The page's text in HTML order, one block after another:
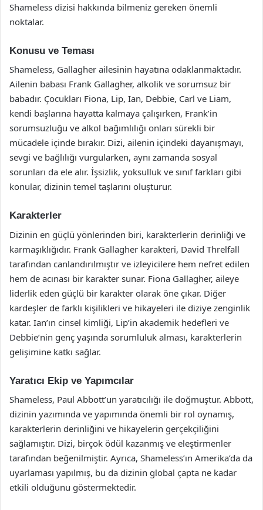
Shameless dizisi hakkında bilmeniz gereken önemli
noktalar.
Konusu ve Teması
Shameless, Gallagher ailesinin hayatına odaklanmaktadır.
Ailenin babası Frank Gallagher, alkolik ve sorumsuz bir
babadır. Çocukları Fiona, Lip, Ian, Debbie, Carl ve Liam,
kendi başlarına hayatta kalmaya çalışırken, Frank’in
sorumsuzluğu ve alkol bağımlılığı onları sürekli bir
mücadele içinde bırakır. Dizi, ailenin içindeki dayanışmayı,
sevgi ve bağlılığı vurgularken, aynı zamanda sosyal
sorunları da ele alır. İşsizlik, yoksulluk ve sınıf farkları gibi
konular, dizinin temel taşlarını oluşturur.
Karakterler
Dizinin en güçlü yönlerinden biri, karakterlerin derinliği ve
karmaşıklığıdır. Frank Gallagher karakteri, David Threlfall
tarafından canlandırılmıştır ve izleyicilere hem nefret edilen
hem de acınası bir karakter sunar. Fiona Gallagher, aileye
liderlik eden güçlü bir karakter olarak öne çıkar. Diğer
kardeşler de farklı kişilikleri ve hikayeleri ile diziye zenginlik
katar. Ian’ın cinsel kimliği, Lip’in akademik hedefleri ve
Debbie’nin genç yaşında sorumluluk alması, karakterlerin
gelişimine katkı sağlar.
Yaratıcı Ekip ve Yapımcılar
Shameless, Paul Abbott’un yaratıcılığı ile doğmuştur. Abbott,
dizinin yazımında ve yapımında önemli bir rol oynamış,
karakterlerin derinliğini ve hikayelerin gerçekçiliğini
sağlamıştır. Dizi, birçok ödül kazanmış ve eleştirmenler
tarafından beğenilmiştir. Ayrıca, Shameless’ın Amerika’da da
uyarlaması yapılmış, bu da dizinin global çapta ne kadar
etkili olduğunu göstermektedir.